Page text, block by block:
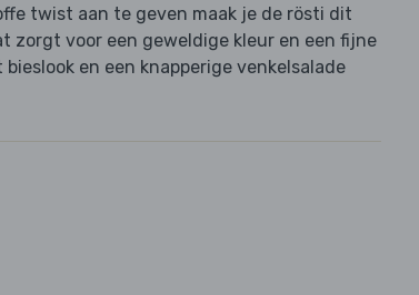
twist aan te geven maak je de rösti dit
zorgt voor een geweldige kleur en een fijne
en een knapperige venkelsalade